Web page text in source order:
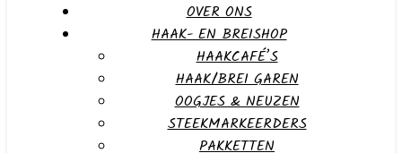
OVER ONS
HAAK- EN BREISHOP
HAAKCAFÉ’S
HAAK/BREI GAREN
OOGJES & NEUZEN
STEEKMARKEERDERS
PAKKETTEN